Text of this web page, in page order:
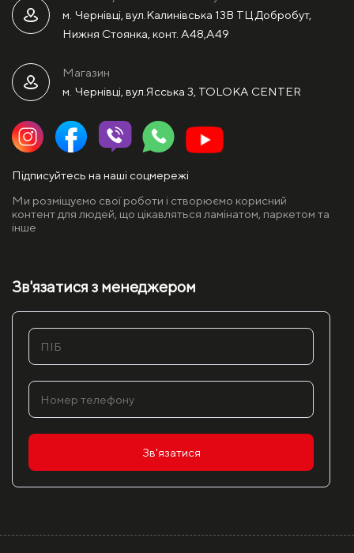
м. Чернівці, вул.Калинівська 13В ТЦ Добробут,
Нижня Стоянка, конт. А48,А49
Магазин
м. Чернівці, вул.Ясська 3, TOLOKA CENTER
Підписуйтесь на наші соцмережі
Ми розміщуємо свої роботи і створюємо корисний
контент для людей, що цікавляться ламінатом, паркетом та
інше
Зв'язатися з менеджером
Зв'язатися